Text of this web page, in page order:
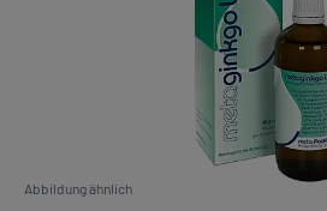
Abbildung ähnlich